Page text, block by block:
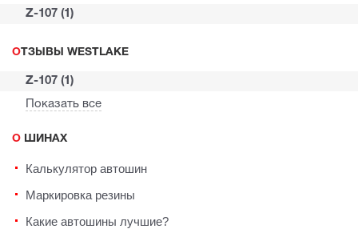
Z-107 (1)
ОТЗЫВЫ WESTLAKE
Z-107 (1)
Показать все
О ШИНАХ
Калькулятор автошин
Маркировка резины
Какие автошины лучшие?